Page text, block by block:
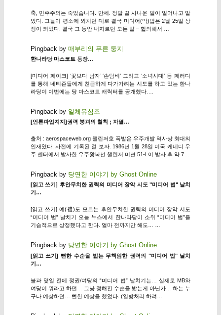
축, 민주주의는 죽었습니다. 만세. 정말 꼴 사나운 일이 일어나고 말
았다. 그들이 평소에 외치던 대로 결국 미디어(악)법은 2월 25일 상
정이 되었다. 결국 그 동안 내지르던 모든 말 – 협의해서 …
Pingback by 매부리의 푸른 둥지
한나라당 마스코트 등장…
[미디어 페이크] ‘꽃보다 남자’ ‘손담비’ 그리고 ‘소녀시대’ 등 패러디
를 통해 네티즌들에게 친근하게 다가가려는 시도를 하고 있는 한나
라당이 이번에는 당 마스코트 캐릭터를 공개했다….
Pingback by 일체유심조
[언론파업지지]권력 붕괴의 철칙 ; 자멸…
출처 : aerospaceweb.org 챌린저호 폭발은 우주개발 역사상 최대의
인재였다. 사전에 기록된 걸 보자. 1986년 1월 28일 미국 케네디 우
주 센터에서 발사한 우주왕복선 챌린저 미션 51-L이 발사 후 약 7…
Pingback by 당연한 이야기 by Ghost Online
[읽고 쓰기] 후안무치한 권력의 미디어 장악 시도 "미디어 법" 날치
기…
[읽고 쓰기] 예(禮)도 모르는 후안무치한 권력의 미디어 장악 시도
“미디어 법” 날치기 오늘 뉴스에서 한나라당이 소위 “미디어 법”을
기습적으로 상정했다고 한다. 얼마 전까지만 해도… …
Pingback by 당연한 이야기 by Ghost Online
[읽고 쓰기] 뻔한 수순을 밟는 무책임한 권력의 "미디어 법" 날치
기…
불과 몇일 전에 정권/여당의 “미디어 법” 날치기는… 실제로 MB와
여당이 뭐라고 하던… 그냥 정해진 수순을 밟는게 아닌가… 하는 누
구나 예상하던… 뻔한 예상을 했었다. (일방처리 하려…